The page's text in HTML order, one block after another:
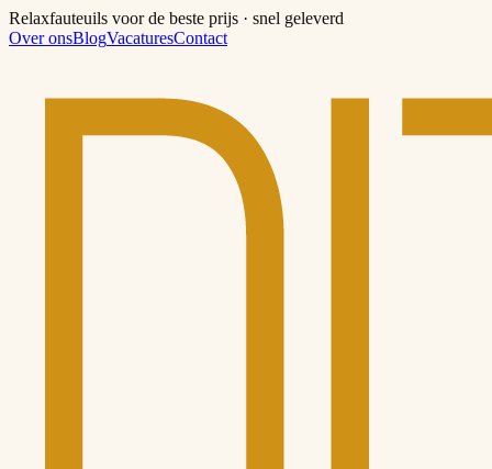
Relaxfauteuils voor de beste prijs · snel geleverd
Over onsBlogVacaturesContact